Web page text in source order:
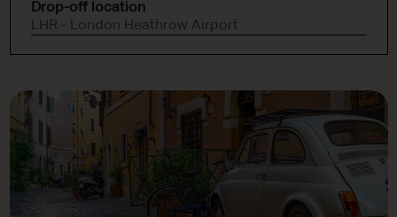
Drop-off location
LHR - London Heathrow Airport